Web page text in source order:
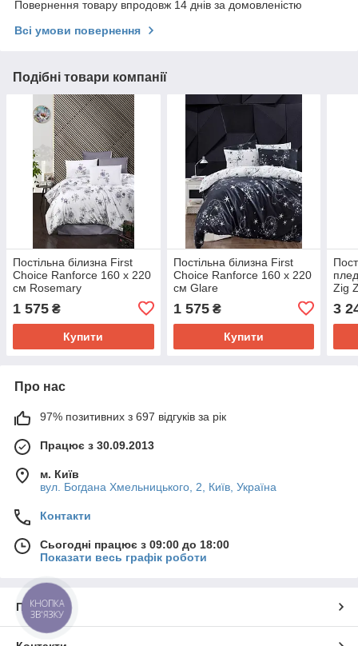
Повернення товару впродовж 14 днів за домовленістю
Всі умови повернення
Подібні товари компанії
Постільна білизна First
Choice Ranforce 160 х 220
см Rosemary
1 575 ₴
Купити
Постільна білизна First
Choice Ranforce 160 х 220
см Glare
1 575₴
Купити
Zig
3
Про нас
97% позитивних з 697 відгуків за рік
Працює з 30.09.2013
м. Київ
вул. Богдана Хмельницького, 2, Київ, Україна
Контакти
Сьогодні працює з 09:00 до 18:00
Показати весь графік роботи
Про нас
КНОПКА
ЗВ'ЯЗКУ